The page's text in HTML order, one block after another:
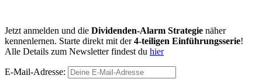
Jetzt anmelden und die Dividenden-Alarm Strategie näher
kennenlernen. Starte direkt mit der4-teiligen Einführungsserie!
Alle Details zum Newsletter findest du hier
E-Mail-Adresse: